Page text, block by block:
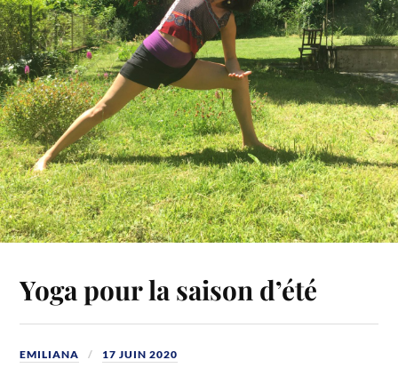
Yoga pour la saison d’été
EMILIANA 17 JUIN 2020